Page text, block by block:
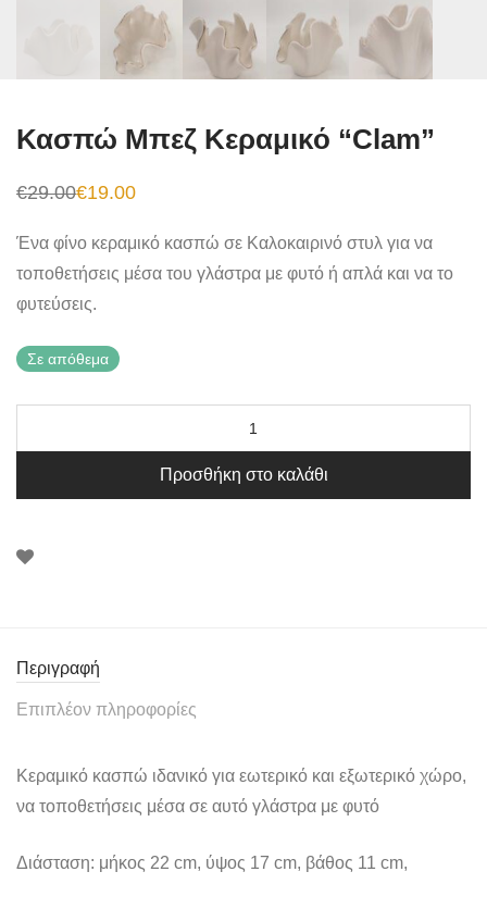
Κασπώ Μπεζ Κεραμικό “Clam”
€29.00
Original
€29.00.
€19.00
Η
είναι:
Ένα φίνο κεραμικό κασπώ σε Καλοκαιρινό στυλ για να
τοποθετήσεις μέσα του γλάστρα με φυτό ή απλά και να το
φυτεύσεις.
Σε απόθεμα
Προσθήκη στο καλάθι
Περιγραφή
Επιπλέον πληροφορίες
Κεραμικό κασπώ ιδανικό για εωτερικό και εξωτερικό χώρο,
να τοποθετήσεις μέσα σε αυτό γλάστρα με φυτό
Διάσταση: μήκος 22 cm, ύψος 17 cm, βάθος 11 cm,